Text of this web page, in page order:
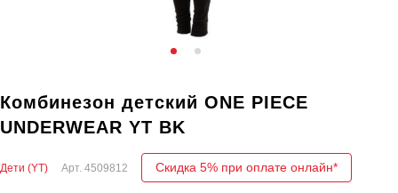
Комбинезон детский ONE PIECE
UNDERWEAR YT BK
Дети (YT) Арт. 4509812 Скидка 5% при оплате онлайн*